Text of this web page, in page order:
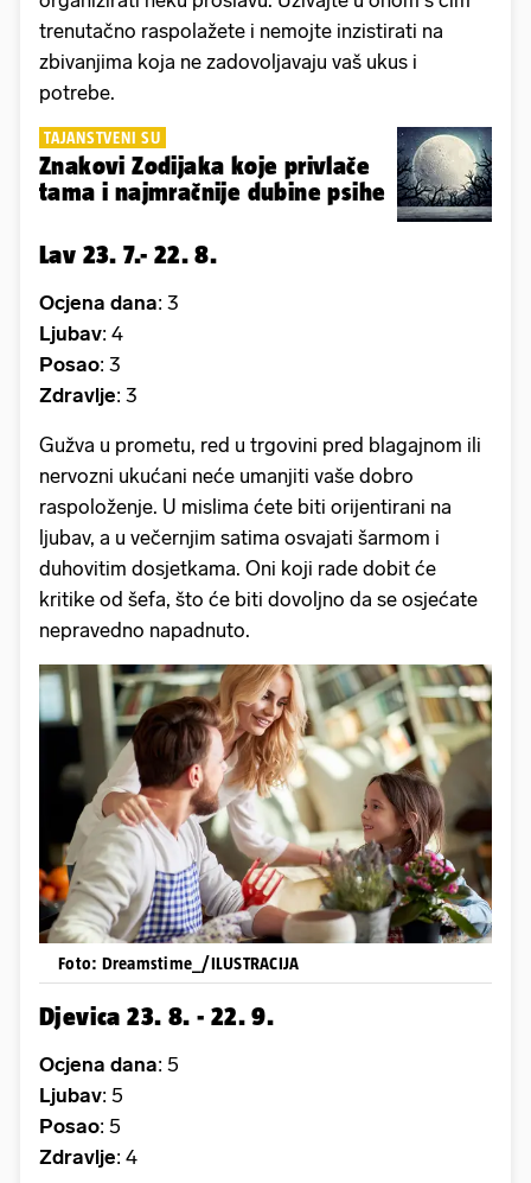
trenutačno raspolažete i nemojte inzistirati na
zbivanjima koja ne zadovoljavaju vaš ukus i
potrebe.
TAJANSTVENI SU
Znakovi Zodijaka koje privlače
tama i najmračnije dubine psihe
Lav 23. 7.- 22. 8.
Ocjena dana: 3
Ljubav: 4
Posao: 3
Zdravlje: 3
Gužva u prometu, red u trgovini pred blagajnom ili
nervozni ukućani neće umanjiti vaše dobro
raspoloženje. U mislima ćete biti orijentirani na
ljubav, a u večernjim satima osvajati šarmom i
duhovitim dosjetkama. Oni koji rade dobit će
kritike od šefa, što će biti dovoljno da se osjećate
nepravedno napadnuto.
Foto: Dreamstime_/ILUSTRACIJA
Djevica 23. 8. - 22. 9.
Ocjena dana: 5
Ljubav: 5
Posao: 5
Zdravlje: 4